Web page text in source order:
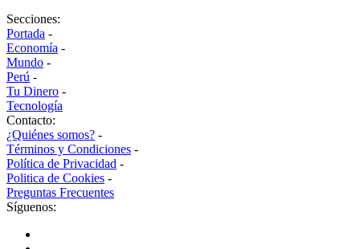
Secciones:
Portada -
Economía -
Mundo -
Perú -
Tu Dinero -
Tecnología
Contacto:
¿Quiénes somos? -
Términos y Condiciones -
Política de Privacidad -
Politica de Cookies -
Preguntas Frecuentes
Síguenos: